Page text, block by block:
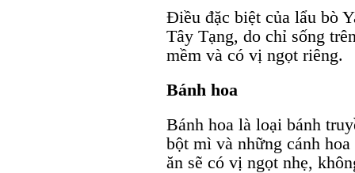
Điều đặc biệt của lẩu bò
Tây Tạng, do chỉ sống
mềm và có vị ngọt riêng.
Bánh hoa
Bánh hoa là loại bánh
bột mì và những cánh
ăn sẽ có vị ngọt nhẹ,